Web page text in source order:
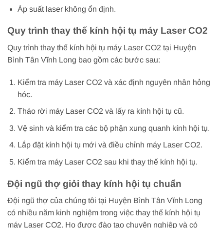
Áp suất laser không ổn định.
Quy trình thay thế kính hội tụ máy Laser CO2
Quy trình thay thế kính hội tụ máy Laser CO2 tại Huyện
Bình Tân Vĩnh Long bao gồm các bước sau:
Kiểm tra máy Laser CO2 và xác định nguyên nhân hỏng
hóc.
Tháo rời máy Laser CO2 và lấy ra kính hội tụ cũ.
Vệ sinh và kiểm tra các bộ phận xung quanh kính hội tụ.
Lắp đặt kính hội tụ mới và điều chỉnh máy Laser CO2.
Kiểm tra máy Laser CO2 sau khi thay thế kính hội tụ.
Đội ngũ thợ giỏi thay kính hội tụ chuẩn
Đội ngũ thợ của chúng tôi tại Huyện Bình Tân Vĩnh Long
có nhiều năm kinh nghiệm trong việc thay thế kính hội tụ
máy Laser CO2. Họ được đào tạo chuyên nghiệp và có